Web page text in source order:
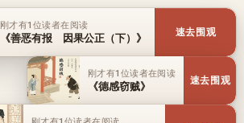
刚才有1位读者在阅读
《善恶有报 因果公正（下）》 速去围观
刚才有1位读者在阅读
《德感窃贼》 速去围观